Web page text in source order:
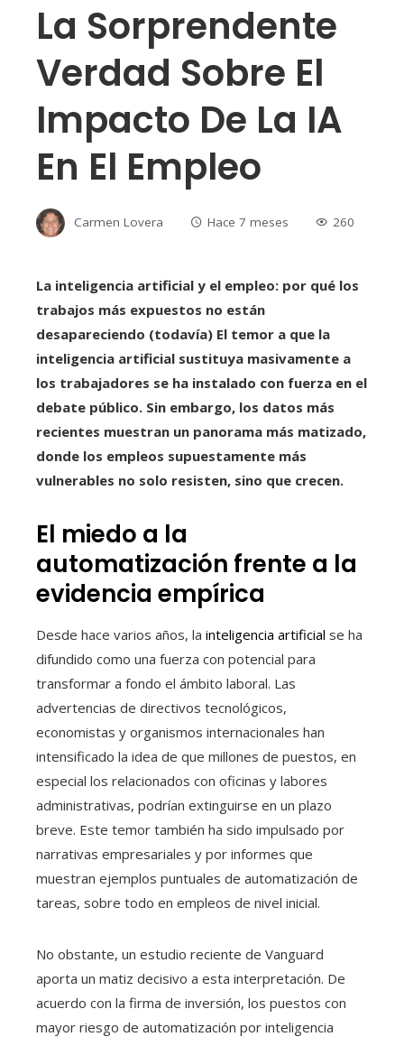
La Sorprendente
Verdad Sobre El
Impacto De La IA
En El Empleo
Carmen Lovera Hace 7 meses 260
La inteligencia artificial y el empleo: por qué los
trabajos más expuestos no están
desapareciendo (todavía) El temor a que la
inteligencia artificial sustituya masivamente a
los trabajadores se ha instalado con fuerza en el
debate público. Sin embargo, los datos más
recientes muestran un panorama más matizado,
donde los empleos supuestamente más
vulnerables no solo resisten, sino que crecen.
El miedo a la
automatización frente a la
evidencia empírica
Desde hace varios años, la inteligencia artificial se ha
difundido como una fuerza con potencial para
transformar a fondo el ámbito laboral. Las
advertencias de directivos tecnológicos,
economistas y organismos internacionales han
intensificado la idea de que millones de puestos, en
especial los relacionados con oficinas y labores
administrativas, podrían extinguirse en un plazo
breve. Este temor también ha sido impulsado por
narrativas empresariales y por informes que
muestran ejemplos puntuales de automatización de
tareas, sobre todo en empleos de nivel inicial.
No obstante, un estudio reciente de Vanguard
aporta un matiz decisivo a esta interpretación. De
acuerdo con la firma de inversión, los puestos con
mayor riesgo de automatización por inteligencia